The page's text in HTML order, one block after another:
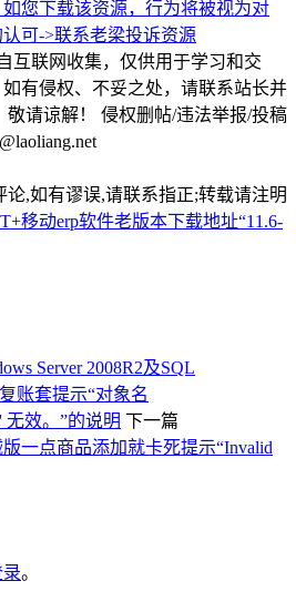
您下载该资源，行为将被视为对
认可->联系老梁投诉资源
互联网收集，仅供用于学习和交
有侵权、不妥之处，请联系站长并
敬请谅解！ 侵权删帖/违法举报/投稿
,如有谬误,请联系指正;转载请注明
移动erp软件老版本下载地址“11.6-
Server 2008R2及SQL
账套提示“对象名
无效。”的说明 下一篇
一点商品添加就卡死提示“Invalid
。